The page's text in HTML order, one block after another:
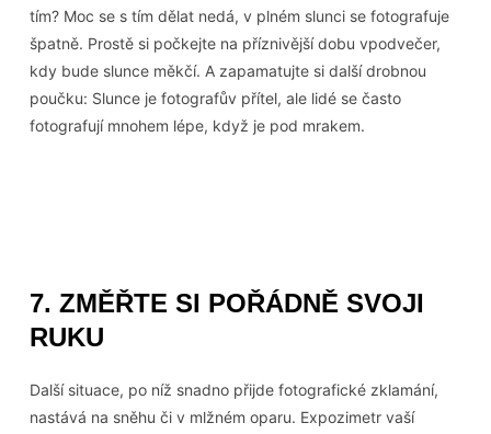
tím? Moc se s tím dělat nedá, v plném slunci se fotografuje
špatně. Prostě si počkejte na příznivější dobu vpodvečer,
kdy bude slunce měkčí. A zapamatujte si další drobnou
poučku: Slunce je fotografův přítel, ale lidé se často
fotografují mnohem lépe, když je pod mrakem.
7. ZMĚŘTE SI POŘÁDNĚ SVOJI
RUKU
Další situace, po níž snadno přijde fotografické zklamání,
nastává na sněhu či v mlžném oparu. Expozimetr vaší